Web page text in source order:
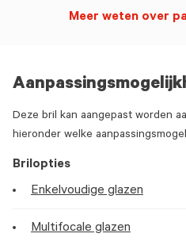
Deze bril kan aangepast worden
hieronder welke
Brilopties
Enkelvoudige glazen
Multifocale glazen
Meer weten over